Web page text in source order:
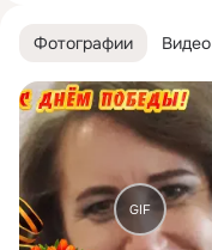
Фотографии Видео
GIF